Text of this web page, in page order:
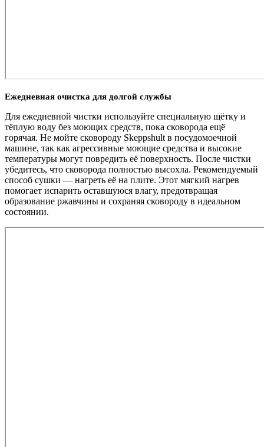
Ежедневная очистка для долгой службы
Для ежедневной чистки используйте специальную щётку и
тёплую воду без моющих средств, пока сковорода ещё
горячая. Не мойте сковороду Skeppshult в посудомоечной
машине, так как агрессивные моющие средства и высокие
температуры могут повредить её поверхность. После чистки
убедитесь, что сковорода полностью высохла. Рекомендуемый
способ сушки — нагреть её на плите. Этот мягкий нагрев
помогает испарить оставшуюся влагу, предотвращая
образование ржавчины и сохраняя сковороду в идеальном
состоянии.